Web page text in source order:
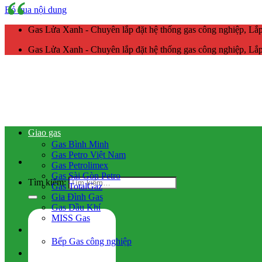
Bỏ qua nội dung
Gas Lửa Xanh - Chuyên lắp đặt hệ thống gas công nghiệp,
Gas Lửa Xanh - Chuyên lắp đặt hệ thống gas công nghiệp,
Tìm kiếm:
Giao gas
Gas Bình Minh
Gas Petro Việt Nam
Gas Petrolimex
Gas Sài Gòn Petro
Gas TotalGaz
Gia Đình Gas
Gas Dầu Khí
MISS Gas
Bếp Gas công nghiệp